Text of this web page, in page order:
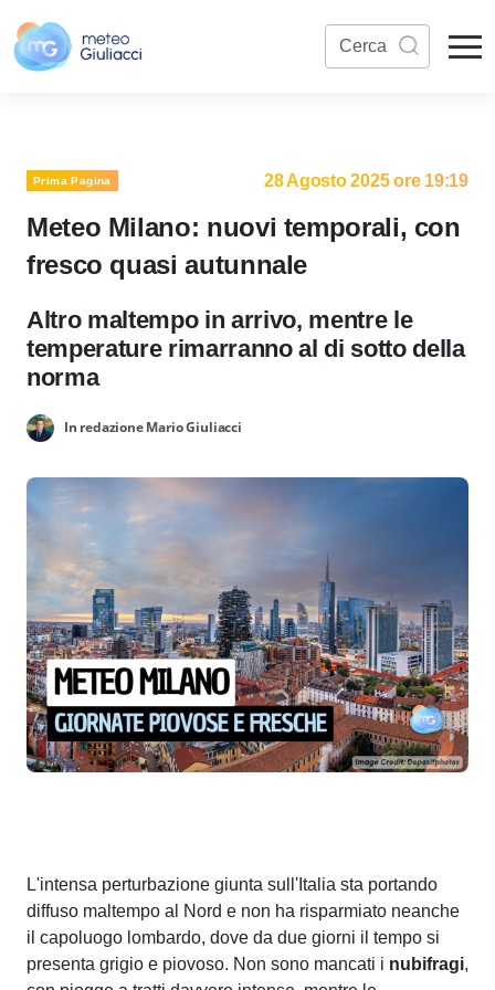
Prima Pagina 28 Agosto 2025 ore 19:19
Meteo Milano: nuovi temporali, con
fresco quasi autunnale
Altro maltempo in arrivo, mentre le
temperature rimarranno al di sotto della
norma
In redazione Mario Giuliacci
L'intensa perturbazione giunta sull'Italia sta portando
diffuso maltempo al Nord e non ha risparmiato neanche
il capoluogo lombardo, dove da due giorni il tempo si
presenta grigio e piovoso. Non sono mancati i nubifragi,